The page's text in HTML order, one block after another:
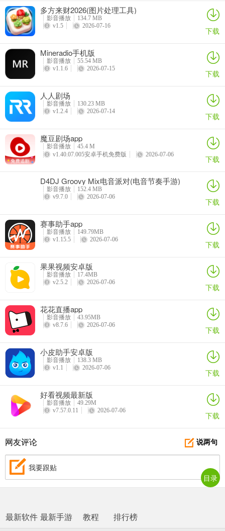
乐带来的放松与欢乐。多方来财2026(图片处理工具)
影音播放
134.7 MB
v1.5
2026-07-16 下载
Mineradio手机版
影音播放
55.54 MB
v1.1.6
2026-07-15 下载
人人剧场
影音播放
130.23 MB
v1.2.4
2026-07-14 下载
魔豆剧场app
影音播放
45.4 M
v1.40.07.005安卓手机免费版
2026-07-06 下载
D4DJ Groovy Mix电音派对(电音节奏手游)
影音播放
152.4 MB
v9.7.0
2026-07-06 下载
赛事助手app
影音播放
149.79MB
v1.15.5
2026-07-06 下载
果果视频安卓版
影音播放
17.4MB
v2.5.2
2026-07-06 下载
花花直播app
影音播放
43.95MB
v8.7.6
2026-07-06 下载
小皮助手安卓版
影音播放
138.3 MB
v1.1
2026-07-06 下载
好看视频最新版
影音播放
49.29M
v7.57.0.11
2026-07-06 下载
说两句
网友评论
我要跟贴
最新软件 最新手游 教程 排行榜
目录